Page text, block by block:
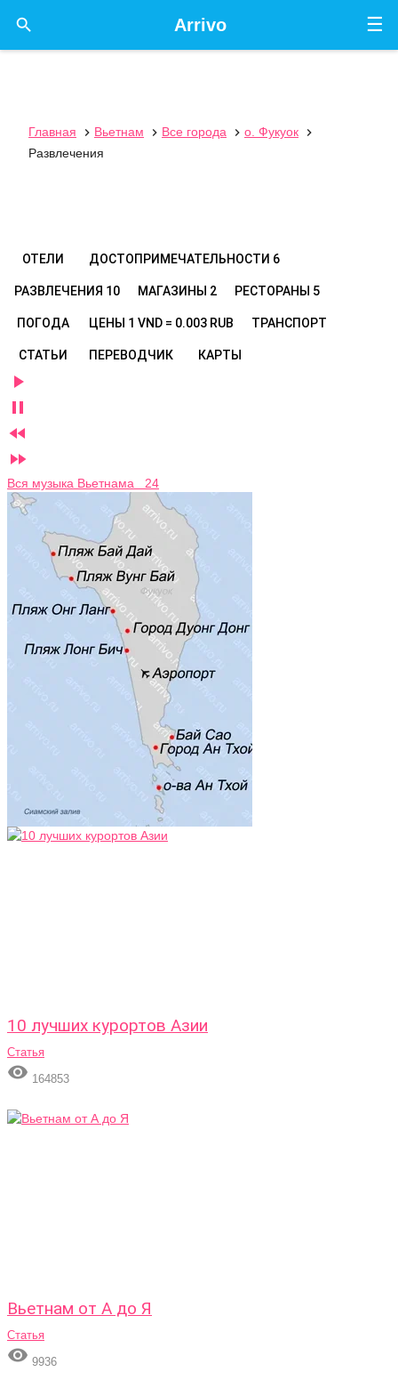
☰
Arrivo

Главная  Вьетнам  Все города  о. Фукуок

Развлечения
ОТЕЛИ ДОСТОПРИМЕЧАТЕЛЬНОСТИ 6
РАЗВЛЕЧЕНИЯ 10 МАГАЗИНЫ 2 РЕСТОРАНЫ 5
ПОГОДА ЦЕНЫ 1 VND = 0.003 RUB ТРАНСПОРТ
СТАТЬИ ПЕРЕВОДЧИК КАРТЫ




Вся музыка Вьетнама 24
10 лучших курортов Азии
Статья
 164853
Вьетнам от А до Я
Статья
 9936